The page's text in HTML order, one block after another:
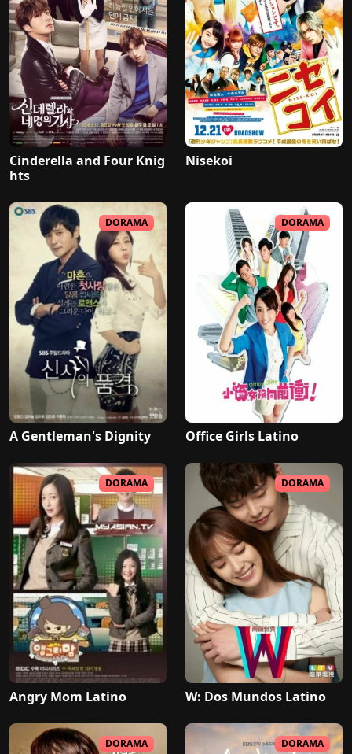
Cinderella and Four Knig
hts
Nisekoi
DORAMA
A Gentleman's Dignity
DORAMA
Office Girls Latino
DORAMA
Angry Mom Latino
DORAMA
W: Dos Mundos Latino
DORAMA DORAMA